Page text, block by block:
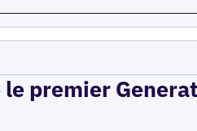
premier